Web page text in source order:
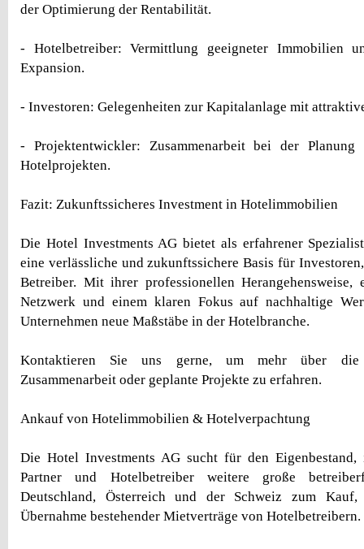
der Optimierung der Rentabilität.
- Hotelbetreiber: Vermittlung geeigneter Immobilien
Expansion.
- Investoren: Gelegenheiten zur Kapitalanlage mit
- Projektentwickler: Zusammenarbeit bei der Planung
Hotelprojekten.
Fazit: Zukunftssicheres Investment in Hotelimmobilien
Die Hotel Investments AG bietet als erfahrener
eine verlässliche und zukunftssichere Basis für
Betreiber. Mit ihrer professionellen Herangehensweise,
Netzwerk und einem klaren Fokus auf nachhaltige
Unternehmen neue Maßstäbe in der Hotelbranche.
Kontaktieren Sie uns gerne, um mehr über die
Zusammenarbeit oder geplante Projekte zu erfahren.
Ankauf von Hotelimmobilien & Hotelverpachtung
Die Hotel Investments AG sucht für den Eigenbestand,
Partner und Hotelbetreiber weitere große
Deutschland, Österreich und der Schweiz zum
Übernahme bestehender Mietverträge von Hotelbetreibern.